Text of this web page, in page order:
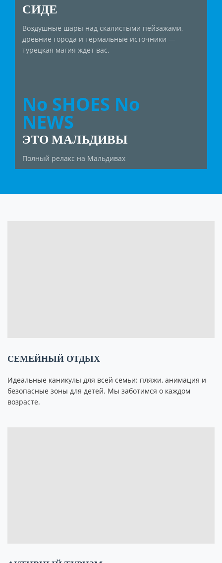
СИДЕ
Воздушные шары над скалистыми пейзажами,
древние города и термальные источники —
турецкая магия ждет вас.
No SHOES No
NEWS
ЭТО МАЛЬДИВЫ
Полный релакс на Мальдивах
СЕМЕЙНЫЙ ОТДЫХ
Идеальные каникулы для всей семьи: пляжи, анимация и
безопасные зоны для детей. Мы заботимся о каждом
возрасте.